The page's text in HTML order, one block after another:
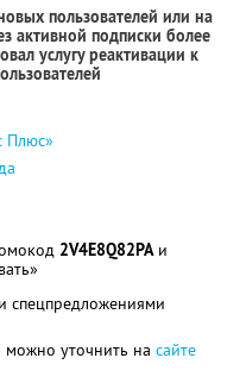
пользователей или на
активной подписки более
услугу реактивации к
Плюс»
2V4E8Q82PAи
спецпредложениями
уточнить на сайте